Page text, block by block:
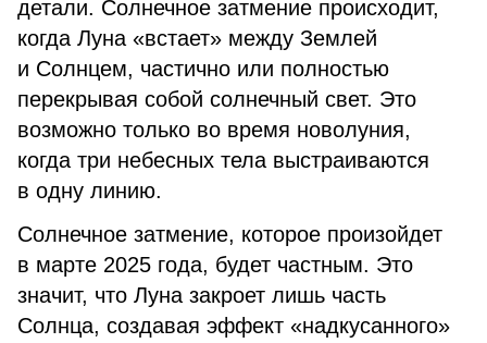
детали. Солнечное затмение происходит,
когда Луна «встает» между Землей
и Солнцем, частично или полностью
перекрывая собой солнечный свет. Это
возможно только во время новолуния,
когда три небесных тела выстраиваются
в одну линию.
Солнечное затмение, которое произойдет
в марте 2025 года, будет частным. Это
значит, что Луна закроет лишь часть
Солнца, создавая эффект «надкусанного»